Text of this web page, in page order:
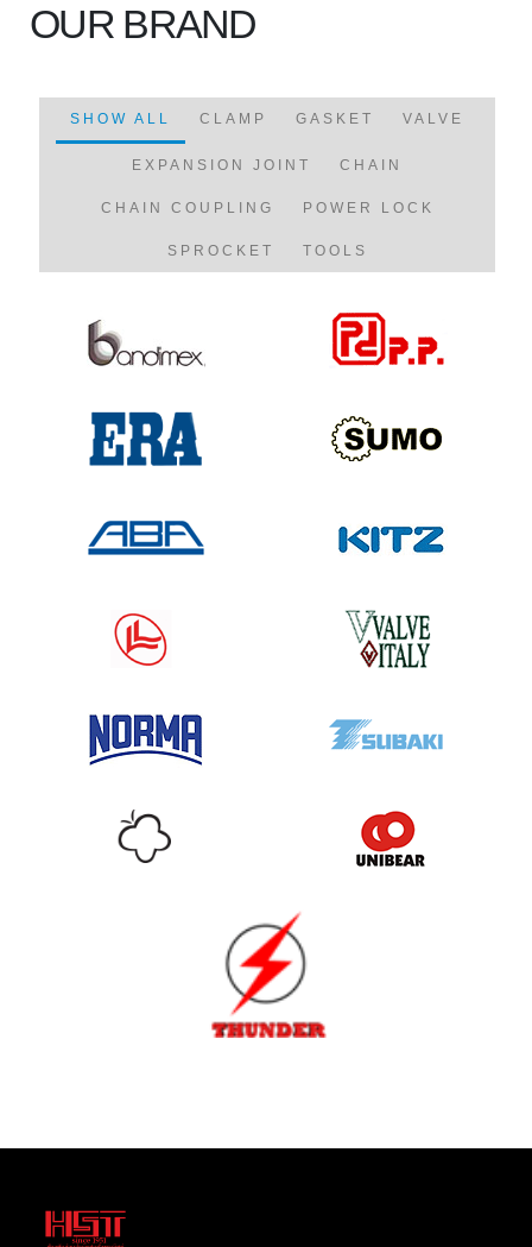
OUR BRAND
SHOW ALL CLAMP GASKET VALVE
EXPANSION JOINT CHAIN
CHAIN COUPLING POWER LOCK
SPROCKET TOOLS